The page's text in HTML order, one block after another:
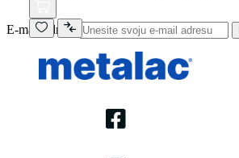
E-mail adresa